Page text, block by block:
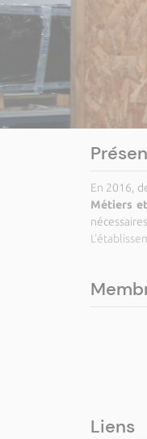
En 2016,
Métiers
Liens